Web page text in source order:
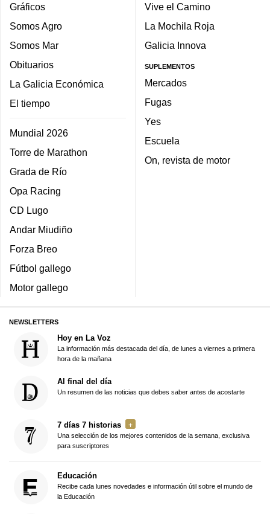
Gráficos
Somos Agro
Somos Mar
Obituarios
La Galicia Económica
El tiempo
Mundial 2026
Torre de Marathon
Grada de Río
Opa Racing
CD Lugo
Andar Miudiño
Forza Breo
Fútbol gallego
Motor gallego
Vive el Camino
La Mochila Roja
Galicia Innova
SUPLEMENTOS
Mercados
Fugas
Yes
Escuela
On, revista de motor
NEWSLETTERS
Hoy en La Voz
La información más destacada del día, de lunes a viernes a primera
hora de la mañana
Al final del día
Un resumen de las noticias que debes saber antes de acostarte
7 días 7 historias
Una selección de los mejores contenidos de la semana, exclusiva
para suscriptores
Educación
Recibe cada lunes novedades e información útil sobre el mundo de
la Educación